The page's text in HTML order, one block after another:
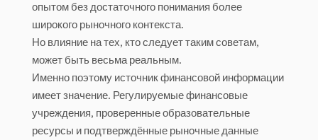
опытом без достаточного понимания более
широкого рыночного контекста.
Но влияние на тех, кто следует таким советам,
может быть весьма реальным.
Именно поэтому источник финансовой информации
имеет значение. Регулируемые финансовые
учреждения, проверенные образовательные
ресурсы и подтверждённые рыночные данные